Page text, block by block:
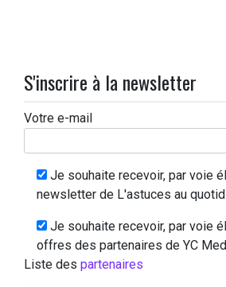
S'inscrire à la newsletter
Votre e-mail
Je souhaite recevoir, par voie
newsletter de L'astuces au
Je souhaite recevoir, par voie
offres des partenaires de YC
Liste des partenaires